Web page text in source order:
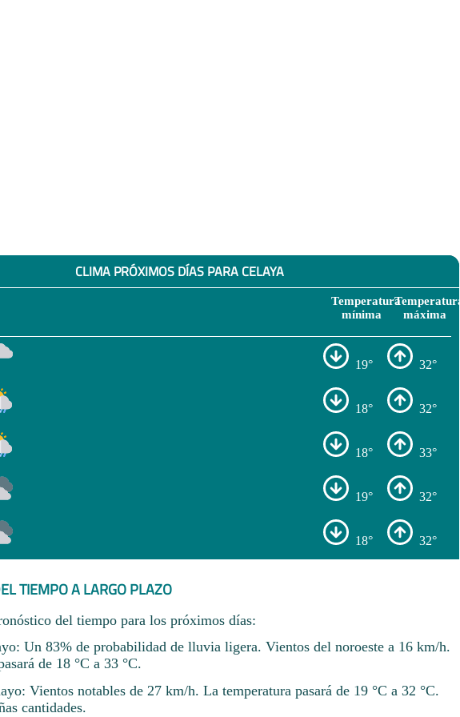
CLIMA PRÓXIMOS DÍAS PARA CELAYA
Temperatura
mínima
Temperatura
máxima
19° 32°
18° 32°
18° 33°
19° 32°
18° 32°
TIEMPO A LARGO PLAZO
del tiempo para los próximos días:
Un 83% de probabilidad de lluvia ligera. Vientos del noroeste a 16 km/h.
de 18 °C a 33 °C.
Vientos notables de 27 km/h. La temperatura pasará de 19 °C a 32 °C.
cantidades.